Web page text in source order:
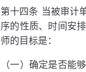
第十四条 当被审计
序的性质、时间安
师的目标是：
（一）确定是否能